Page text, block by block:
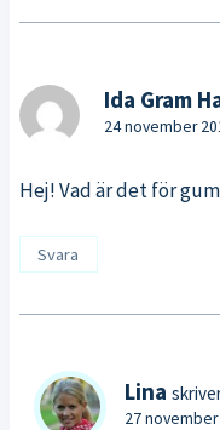
Ida Gram
24 november
Hej! Vad är det för
Svara
Lina
27